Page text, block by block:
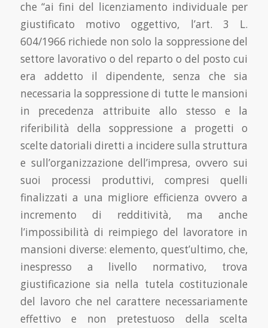
che “ai fini del licenziamento individuale per
giustificato motivo oggettivo, l’art. 3 L.
604/1966 richiede non solo la soppressione del
settore lavorativo o del reparto o del posto cui
era addetto il dipendente, senza che sia
necessaria la soppressione di tutte le mansioni
in precedenza attribuite allo stesso e la
riferibilità della soppressione a progetti o
scelte datoriali diretti a incidere sulla struttura
e sull’organizzazione dell’impresa, ovvero sui
suoi processi produttivi, compresi quelli
finalizzati a una migliore efficienza ovvero a
incremento di redditività, ma anche
l’impossibilità di reimpiego del lavoratore in
mansioni diverse: elemento, quest’ultimo, che,
inespresso a livello normativo, trova
giustificazione sia nella tutela costituzionale
del lavoro che nel carattere necessariamente
effettivo e non pretestuoso della scelta